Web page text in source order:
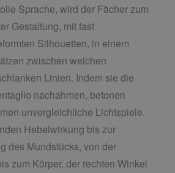
Sprache, wird der Fächer zum
Gestaltung, mit fast
Silhouetten, in einem
zwischen weichen
Linien. Indem sie die
nachahmen, betonen
unvergleichliche Lichtspiele.
Hebelwirkung bis zur
des Mundstücks, von der
zum Körper, der rechten Winkel